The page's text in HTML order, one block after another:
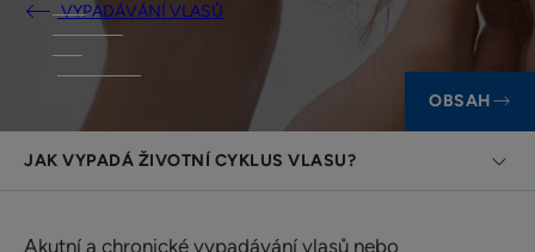
VYPADÁVÁNÍ VLASŮ
OBSAH
JAK VYPADÁ ŽIVOTNÍ CYKLUS VLASU?
Akutní a chronické vypadávání vlasů nebo